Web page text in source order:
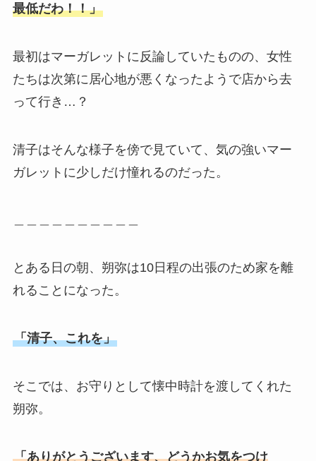
最低だわ！！」
最初はマーガレットに反論していたものの、女性
たちは次第に居心地が悪くなったようで店から去
って行き…？
清子はそんな様子を傍で見ていて、気の強いマー
ガレットに少しだけ憧れるのだった。
とある日の朝、朔弥は10日程の出張のため家を離
れることになった。
「清子、これを」
そこでは、お守りとして懐中時計を渡してくれた
朔弥。
「ありがとうございます、どうかお気をつけ